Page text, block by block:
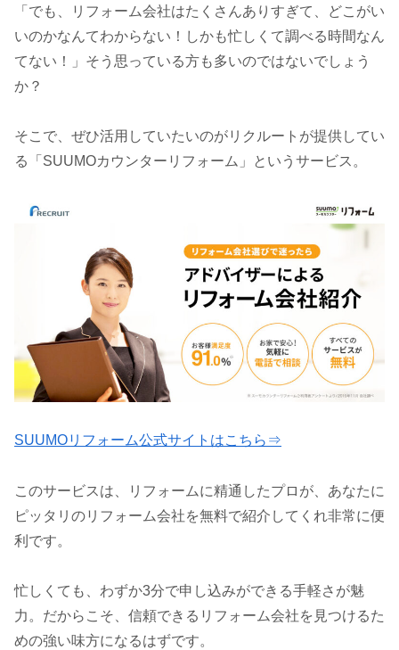
「でも、リフォーム会社はたくさんありすぎて、どこがい
いのかなんてわからない！しかも忙しくて調べる時間なん
てない！」そう思っている方も多いのではないでしょう
か？
そこで、ぜひ活用していたいのがリクルートが提供してい
る「SUUMOカウンターリフォーム」というサービス。
SUUMOリフォーム公式サイトはこちら⇒
このサービスは、リフォームに精通したプロが、あなたに
ピッタリのリフォーム会社を無料で紹介してくれ非常に便
利です。
忙しくても、わずか3分で申し込みができる手軽さが魅
力。だからこそ、信頼できるリフォーム会社を見つけるた
めの強い味方になるはずです。